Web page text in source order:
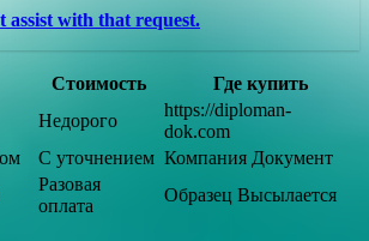
with that request.
Стоимость
Где купить
Недорого
https://diploman-
dok.com
С уточнением Компания Документ
Разовая
оплата
Образец Высылается